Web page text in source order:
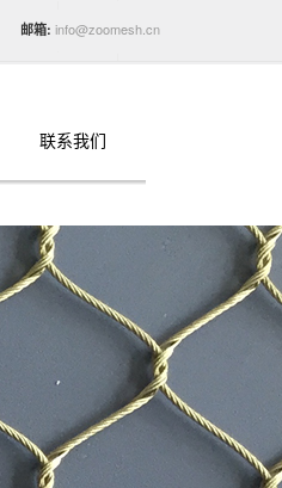
邮箱: info@zoomesh.cn
联系我们